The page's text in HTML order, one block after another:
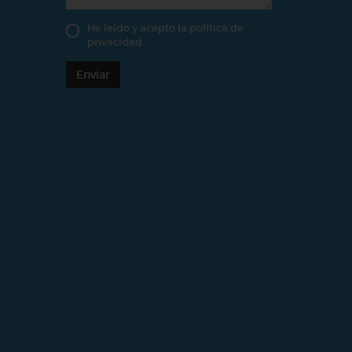
He leído y acepto la política de
privacidad
Enviar